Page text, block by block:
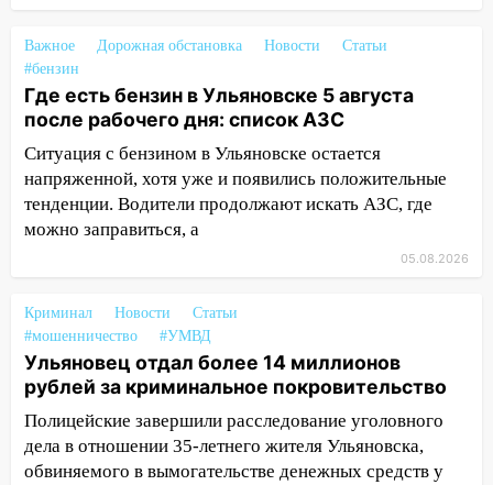
16:06
18-летняя девушка без прав
перевернулась на мопеде и попала в
больницу
15:59 Ульяновец отдал более 14
миллионов рублей за криминальное
покровительство
15:32 На «кольце» кроссовер сбил 18-
летнего мопедиста
госпитализировали 25-летнего байкера
14:32
На Ульяновскую область
надвигается жара
14:08 Пешеход переходил по «зебре»:
подробности серьезной аварии на
Фруктовой
Важное Дорожная обстановка Новости
Статьи
#бензин
Где есть бензин в Ульяновске 5 августа
после рабочего дня: список АЗС
Ситуация с бензином в Ульяновске остается
напряженной, хотя уже и появились положительные
тенденции. Водители продолжают искать АЗС, где
можно заправиться, а
05.08.2026
Криминал Новости
Статьи
#мошенничество
#УМВД
Ульяновец отдал более 14 миллионов
рублей за криминальное покровительство
Полицейские завершили расследование уголовного
дела в отношении 35-летнего жителя Ульяновска,
обвиняемого в вымогательстве денежных средств у